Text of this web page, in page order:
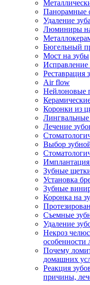
Панорамные
Удаление
Люминиры
Бюгельный
Мост на зубы
Исправление
Реставрация
Air flow
Нейлоновые
Коронки из
Лингвальные
Лечение
Выбор
Имплантация
Зубные
Установка
Зубные
Коронка на
Съемные
Удаление
Некроз
особенности
Почему
домашних
Реакция
причины,